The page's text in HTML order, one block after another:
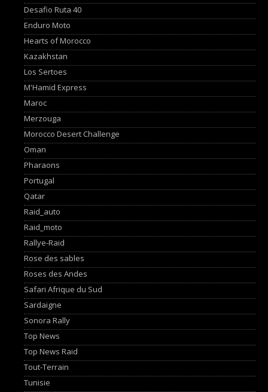
Desafio Ruta 40
Enduro Moto
Hearts of Morocco
Kazakhstan
Los Sertoes
M'Hamid Express
Maroc
Merzouga
Morocco Desert Challenge
Oman
Pharaons
Portugal
Qatar
Raid_auto
Raid_moto
Rallye-Raid
Rose des sables
Roses des Andes
Safari Afrique du Sud
Sardaigne
Sonora Rally
Top News
Top News Raid
Tout-Terrain
Tunisie